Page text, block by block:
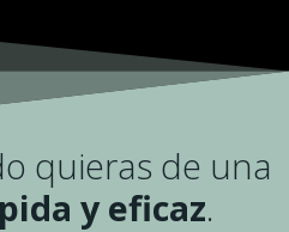
quieras de una
y eficaz.